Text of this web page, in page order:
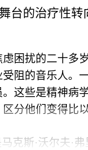
库政府的严密
移居到德国，
的生活，被人
。命运，总将
：身份始终错
台的治疗性转
困扰的二十多
阻的音乐人。
这些是精神病
分他们变得比
克斯·沃尔夫·